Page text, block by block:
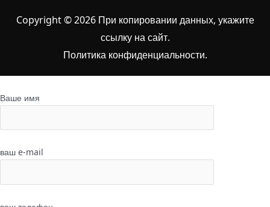
Copyright © 2026 При копировании данных, укажите
ссылку на сайт.
Политика конфиденциальности.
Ваше имя
ваш e-mail